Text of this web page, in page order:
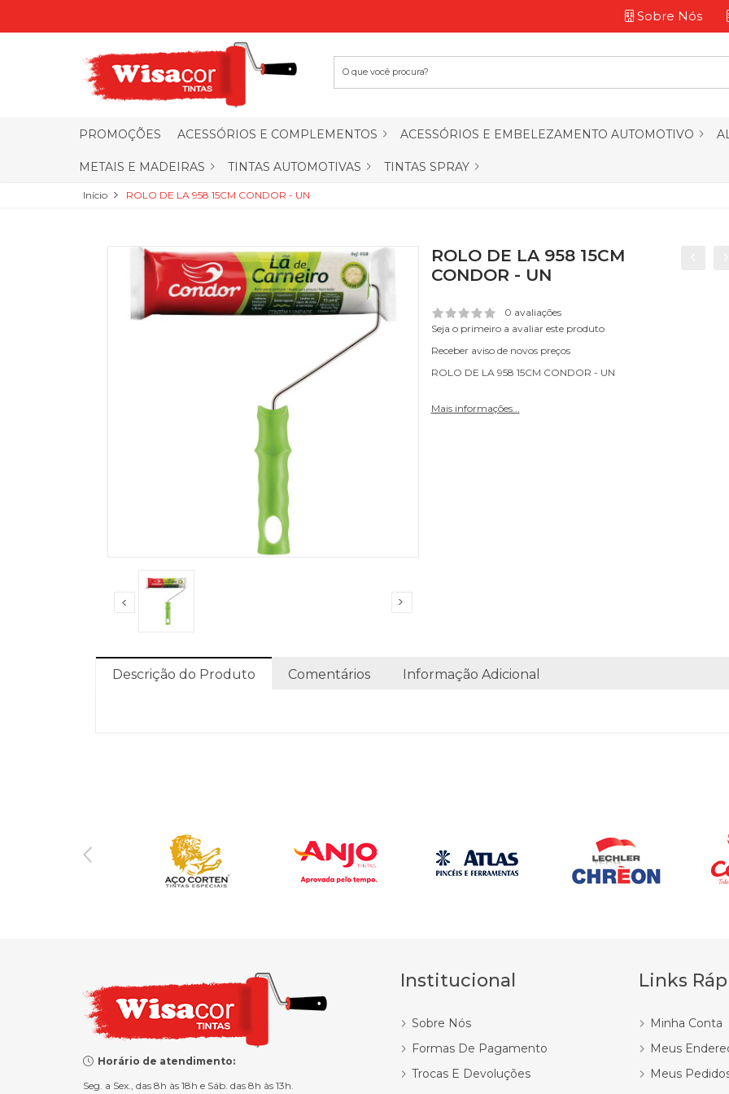
Sobre Nós
PROMOÇÕES ACESSÓRIOS E COMPLEMENTOS ACESSÓRIOS E EMBELEZAMENTO AUTOMOTIVO
METAIS E MADEIRAS TINTAS AUTOMOTIVAS TINTAS SPRAY
Início ROLO DE LA 958 15CM CONDOR - UN
ROLO DE LA 958 15CM
CONDOR - UN
0 avaliações
Seja o primeiro a avaliar este produto
Receber aviso de novos preços
ROLO DE LA 958 15CM CONDOR - UN
Mais informações...
Descrição do Produto Comentários Informação Adicional
Horário de atendimento:
Seg. a Sex., das 8h às 18h e Sáb. das 8h às 13h.
Institucional
Sobre Nós
Formas De Pagamento
Trocas E Devoluções
Links
Minha Conta
Meus
Meus